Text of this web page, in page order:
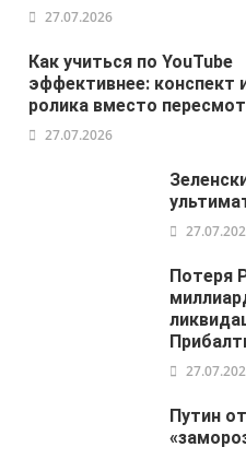
27.07.2026
Как учиться по YouTube
эффективнее: конспект
ролика вместо
27.07.2026
Потеря
Путин